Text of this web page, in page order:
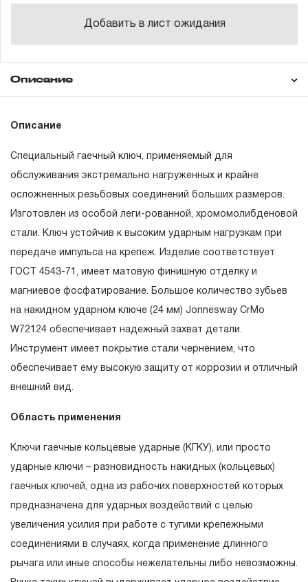
Добавить в лист ожидания
Описание
Описание
Специальный гаечный ключ, применяемый для
обслуживания экстремально нагруженных и крайне
осложненных резьбовых соединений больших размеров.
Изготовлен из особой леги-рованной, хромомолибденовой
стали. Ключ устойчив к высоким ударным нагрузкам при
передаче импульса на крепеж. Изделие соответствует
ГОСТ 4543-71, имеет матовую финишную отделку и
магниевое фосфатирование. Большое количество зубьев
на накидном ударном ключе (24 мм) Jonnesway CrMo
W72124 обеспечивает надежный захват детали.
Инструмент имеет покрытие стали чернением, что
обеспечивает ему высокую защиту от коррозии и отличный
внешний вид.
Область применения
Ключи гаечные кольцевые ударные (КГКУ), или просто
ударные ключи – разновидность накидных (кольцевых)
гаечных ключей, одна из рабочих поверхностей которых
предназначена для ударных воздействий с целью
увеличения усилия при работе с тугими крепежными
соединениями в случаях, когда применение длинного
рычага или иные способы нежелательны либо невозможны.
Понятие «ПОЖИЗНЕННАЯ ГАРАНТИЯ».
1.1 Понятие «ПОЖИЗНЕННАЯ ГАРАНТИЯ» включает в
себя признание неограниченного срока поддержания
гарантийных обязательств в течение всего периода
эксплуатации изделия, а также замена или ремонт
вышедшего из строя инструмента, если при
проведении технической экспертизы было
установлено, что производитель использовал при
изготовлении изделия некачественные материалы или
нарушал технологию в процессе его производства.
при условии соблюдения покупателем (потребителем)
2. Понятие «ОГРАНИЧЕННАЯ ГАРАНТИЯ»
КИНЕМАТИЧЕСКУЮ СХЕМУ (МЕХАНИЗМ)
распространяется понятие «ограниченной гарантии», в